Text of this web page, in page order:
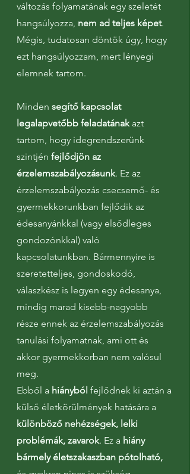
változás folyamatának egy szeletét
hangsúlyozza, nem ad teljes képet.
Mégis, tudatosan döntök úgy, hogy
ezt hangsúlyozzam, mert lényegi
elemnek tartom.
Minden segítő kapcsolat
legalapvetőbb feladatánakazt
tartom, hogy idegrendszerünk
szintjén fejlődjön az
érzelemszabályozásunk. Ez az
érzelemszabályozás csecsemő- és
gyermekkorunkban fejlődik az
édesanyánkkal (vagy elsődleges
gondozónkkal) való
kapcsolatunkban. Bármennyire is
szeretetteljes, gondoskodó,
válaszkész is legyen egy édesanya,
mindig marad kisebb-nagyobb
része ennek az érzelemszabályozás
tanulási folyamatnak, ami ott és
akkor gyermekkorban nem valósul
meg.
Ebből a hiányból fejlődnek ki aztán a
külső életkörülmények hatására a
különböző nehézségek, lelki
problémák, zavarok. Ez a hiány
bármely életszakaszban pótolható,